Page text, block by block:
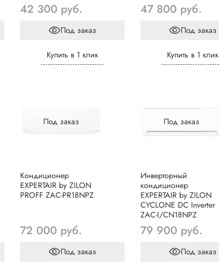
42 300 руб.
Под заказ
Купить в 1 клик
47 800 руб.
Под заказ
Купить в 1 клик
Под заказ
Кондиционер
EXPERTAIR by ZILON
PROFF ZAC-PR18NPZ
72 000 руб.
Под заказ
Под заказ
Инверторный
кондиционер
EXPERTAIR by ZILON
CYCLONE DC Inverter
ZAC-I/CN18NPZ
79 900 руб.
Под заказ